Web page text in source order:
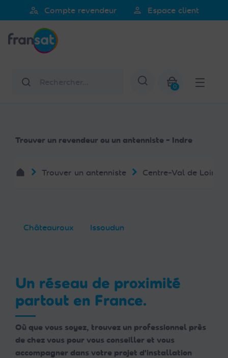
noter
Ce
comprend
person_search Compte revendeur person Espace client
Afficher la
0
Trouver un revendeur ou un antenniste - Indre
Trouver un antenniste Centre-Val de Loire
Châteauroux Issoudun
Un réseau de proximité
partout en France.
Où que vous soyez, trouvez un professionnel près
de chez vous pour vous conseiller et vous
accompagner dans votre projet d'installation